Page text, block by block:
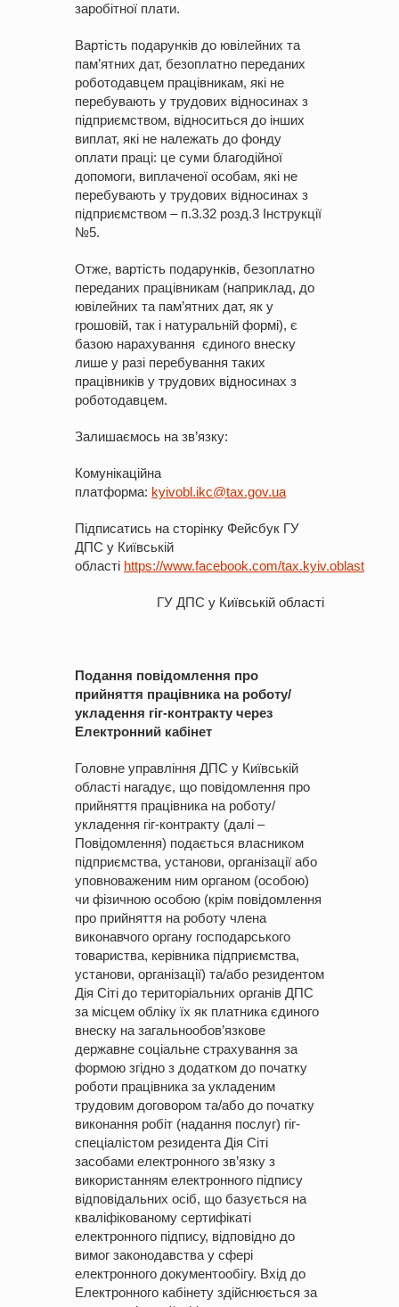
заробітної плати.
Вартість подарунків до ювілейних та
пам’ятних дат, безоплатно переданих
роботодавцем працівникам, які не
перебувають у трудових відносинах з
підприємством, відноситься до інших
виплат, які не належать до фонду
оплати праці: це суми благодійної
допомоги, виплаченої особам, які не
перебувають у трудових відносинах з
підприємством – п.3.32 розд.3 Інструкції
№5.
Отже, вартість подарунків, безоплатно
переданих працівникам (наприклад, до
ювілейних та пам’ятних дат, як у
грошовій, так і натуральній формі), є
базою нарахування єдиного внеску
лише у разі перебування таких
працівників у трудових відносинах з
роботодавцем.
Залишаємось на зв’язку:
Комунікаційна
платформа: kyivobl.ikc@tax.gov.ua
Підписатись на сторінку Фейсбук ГУ
ДПС у Київській
області https://www.facebook.com/tax.kyiv.oblast
ГУ ДПС у Київській області
Подання повідомлення про
прийняття працівника на роботу/
укладення гіг-контракту через
Електронний кабінет
Головне управління ДПС у Київській
області нагадує, що повідомлення про
прийняття працівника на роботу/
укладення гіг-контракту (далі –
Повідомлення) подається власником
підприємства, установи, організації або
уповноваженим ним органом (особою)
чи фізичною особою (крім повідомлення
про прийняття на роботу члена
виконавчого органу господарського
товариства, керівника підприємства,
установи, організації) та/або резидентом
Дія Сіті до територіальних органів ДПС
за місцем обліку їх як платника єдиного
внеску на загальнообов’язкове
державне соціальне страхування за
формою згідно з додатком до початку
роботи працівника за укладеним
трудовим договором та/або до початку
виконання робіт (надання послуг) гіг-
спеціалістом резидента Дія Сіті
засобами електронного зв’язку з
використанням електронного підпису
відповідальних осіб, що базується на
кваліфікованому сертифікаті
електронного підпису, відповідно до
вимог законодавства у сфері
електронного документообігу. Вхід до
Електронного кабінету здійснюється за